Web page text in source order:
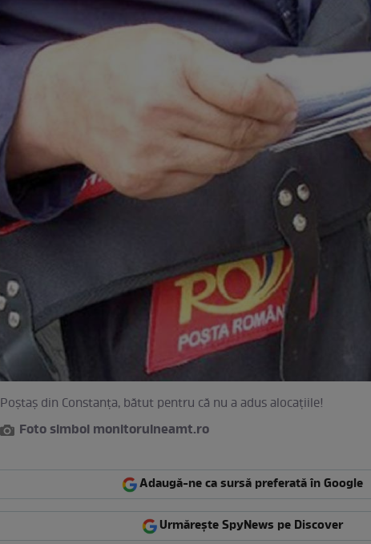
Poştaş din Constanţa, bătut pentru că nu a adus alocaţiile!
Foto simbol monitorulneamt.ro
Adaugă-ne ca sursă preferată în Google
Urmărește SpyNews pe Discover